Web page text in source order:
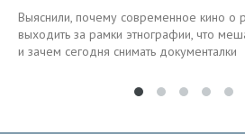
Выяснили, почему современное кино о
выходить за рамки этнографии, что
и зачем сегодня снимать документалки